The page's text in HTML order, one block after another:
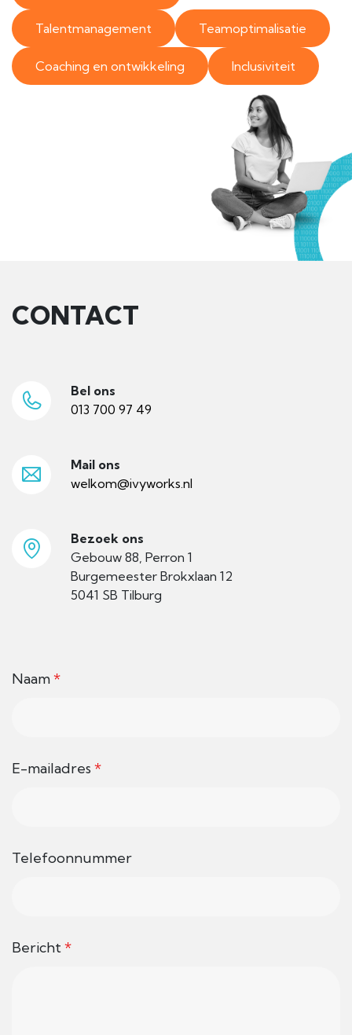
Talentmanagement Teamoptimalisatie
Coaching en ontwikkeling Inclusiviteit
CONTACT
Bel ons
013 700 97 49
Mail ons
welkom@ivyworks.nl
Bezoek ons
Gebouw 88, Perron 1
Burgemeester Brokxlaan 12
5041 SB Tilburg
Naam*
E-mailadres *
Telefoonnummer
Bericht*